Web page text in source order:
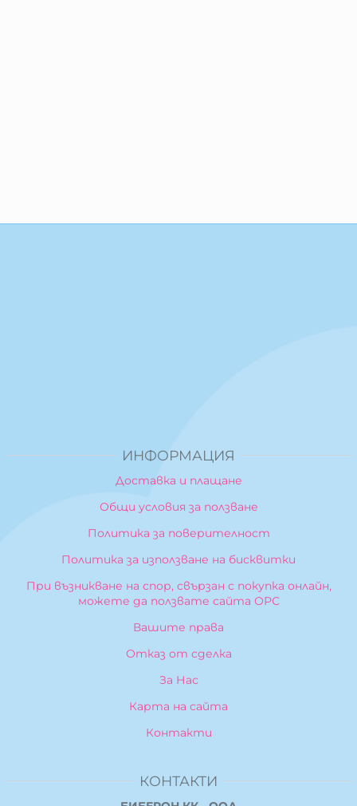
ИНФОРМАЦИЯ
Доставка и плащане
Общи условия за ползване
Политика за поверителност
Политика за използване на бисквитки
При възникване на спор, свързан с покупка онлайн,
можете да ползвате сайта ОРС
Вашите права
Отказ от сделка
За Нас
Карта на сайта
Контакти
КОНТАКТИ